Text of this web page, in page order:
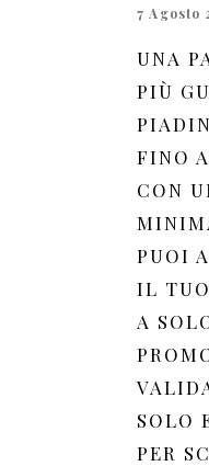
7 Agosto
UNA
PIÙ
FINO
CON
PUOI
IL
A
SOLO
PER